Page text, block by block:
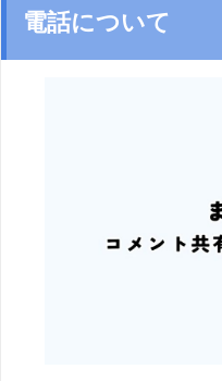
電話について